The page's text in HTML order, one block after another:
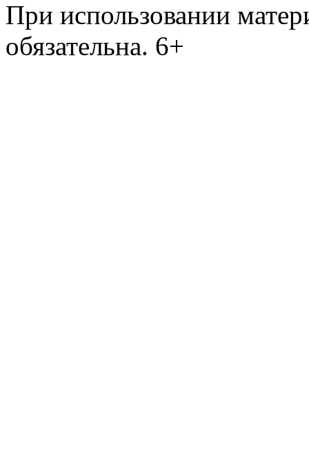
При использовании
обязательна. 6+